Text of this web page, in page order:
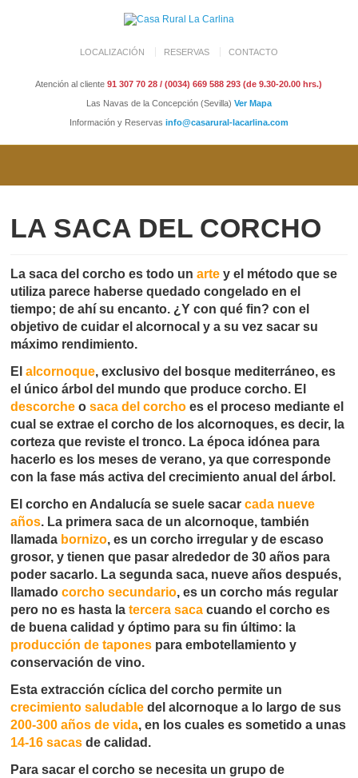
LOCALIZACIÓN RESERVAS CONTACTO
Atención al cliente 91 307 70 28 / (0034) 669 588 293 (de 9.30-20.00 hrs.)
Las Navas de la Concepción (Sevilla) Ver Mapa
Información y Reservas info@casarural-lacarlina.com
LA SACA DEL CORCHO
La saca del corcho es todo unarte y el método que se
utiliza parece haberse quedado congelado en el
tiempo; de ahí su encanto. ¿Y con qué fin? con el
objetivo de cuidar el alcornocal y a su vez sacar su
máximo rendimiento.
Elalcornoque, exclusivo del bosque mediterráneo, es
el único árbol del mundo que produce corcho. El
descorche osaca del corcho es el proceso mediante el
cual se extrae el corcho de los alcornoques, es decir, la
corteza que reviste el tronco. La época idónea para
hacerlo es los meses de verano, ya que corresponde
con la fase más activa del crecimiento anual del árbol.
El corcho en Andalucía se suele sacarcada nueve
años. La primera saca de un alcornoque, también
llamada bornizo, es un corcho irregular y de escaso
grosor, y tienen que pasar alrededor de 30 años para
poder sacarlo. La segunda saca, nueve años después,
llamadocorcho secundario, es un corcho más regular
pero no es hasta latercera saca cuando el corcho es
de buena calidad y óptimo para su fin último: la
producción de tapones para embotellamiento y
conservación de vino.
Esta extracción cíclica del corcho permite un
crecimiento saludable del alcornoque a lo largo de sus
200-300 años de vida, en los cuales es sometido a unas
14-16 sacas de calidad.
Para sacar el corcho se necesita un grupo de